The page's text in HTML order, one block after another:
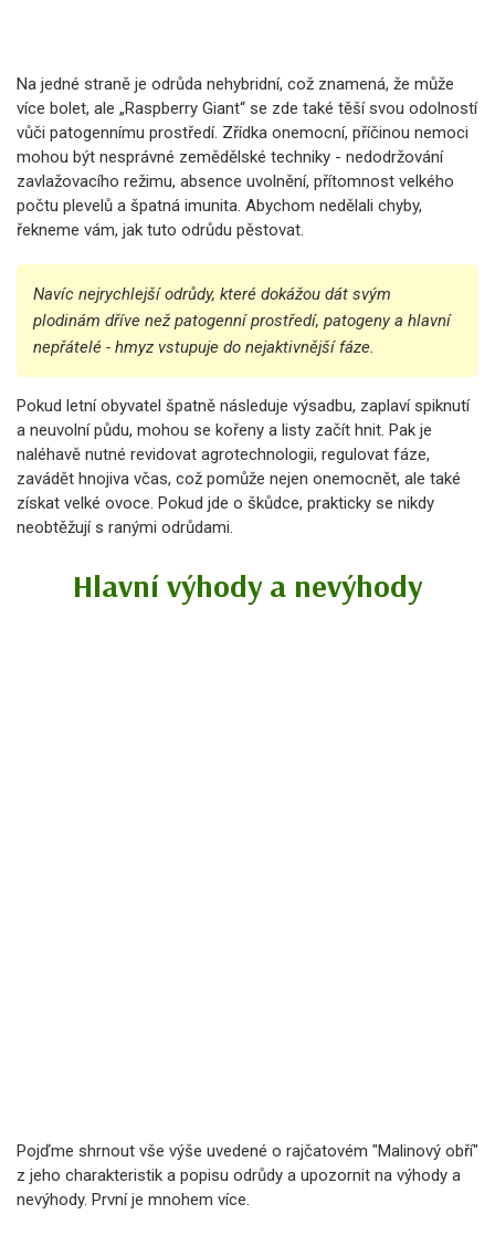
Na jedné straně je odrůda nehybridní, což znamená, že může
více bolet, ale „Raspberry Giant“ se zde také těší svou odolností
vůči patogennímu prostředí. Zřídka onemocní, příčinou nemoci
mohou být nesprávné zemědělské techniky - nedodržování
zavlažovacího režimu, absence uvolnění, přítomnost velkého
počtu plevelů a špatná imunita. Abychom nedělali chyby,
řekneme vám, jak tuto odrůdu pěstovat.
Navíc nejrychlejší odrůdy, které dokážou dát svým
plodinám dříve než patogenní prostředí, patogeny a hlavní
nepřátelé - hmyz vstupuje do nejaktivnější fáze.
Pokud letní obyvatel špatně následuje výsadbu, zaplaví spiknutí
a neuvolní půdu, mohou se kořeny a listy začít hnit. Pak je
naléhavě nutné revidovat agrotechnologii, regulovat fáze,
zavádět hnojiva včas, což pomůže nejen onemocnět, ale také
získat velké ovoce. Pokud jde o škůdce, prakticky se nikdy
neobtěžují s ranými odrůdami.
Hlavní výhody a nevýhody
Pojďme shrnout vše výše uvedené o rajčatovém "Malinový obří"
z jeho charakteristik a popisu odrůdy a upozornit na výhody a
nevýhody. První je mnohem více.